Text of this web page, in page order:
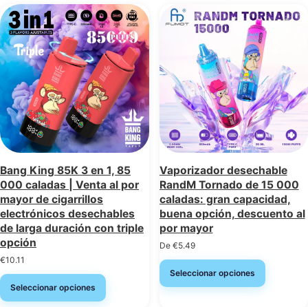
Bang King 85K 3 en 1, 85
000 caladas | Venta al por
mayor de cigarrillos
electrónicos desechables
de larga duración con triple
opción
€10.11
Seleccionar opciones
Vaporizador desechable
RandM Tornado de 15 000
caladas: gran capacidad,
buena opción, descuento al
por mayor
De €5.49
Seleccionar opciones